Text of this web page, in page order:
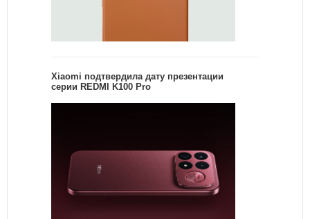
Xiaomi подтвердила дату презентации
серии REDMI K100 Pro